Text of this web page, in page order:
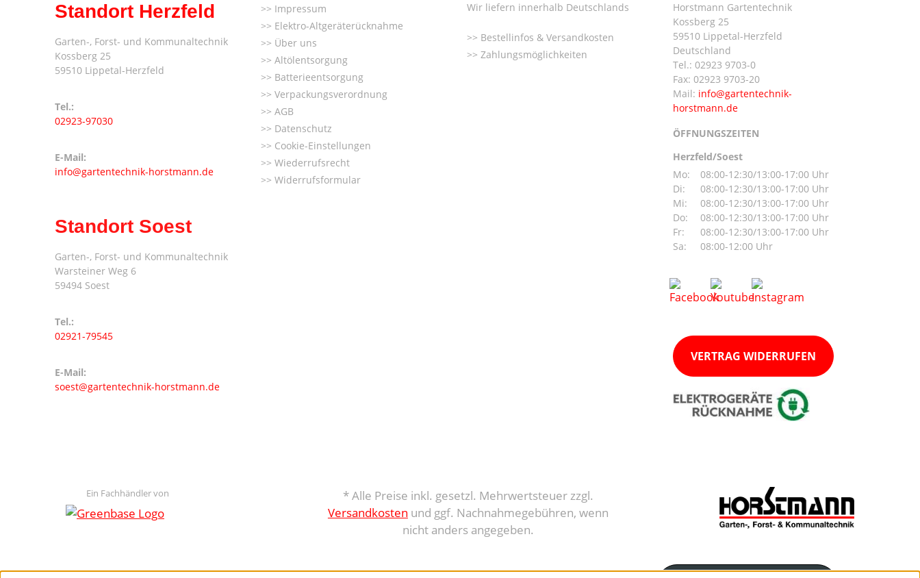
Standort Herzfeld
Garten-, Forst- und Kommunaltechnik
Kossberg 25
59510 Lippetal-Herzfeld
Tel.:
02923-97030
E-Mail:
info@gartentechnik-horstmann.de
Standort Soest
Garten-, Forst- und Kommunaltechnik
Warsteiner Weg 6
59494 Soest
Tel.:
02921-79545
E-Mail:
soest@gartentechnik-horstmann.de
Impressum
Elektro-Altgeräterücknahme
Über uns
Altölentsorgung
Batterieentsorgung
Verpackungsverordnung
AGB
Datenschutz
Cookie-Einstellungen
Wiederrufsrecht
Widerrufsformular
Wir liefern innerhalb Deutschlands
Bestellinfos & Versandkosten
Zahlungsmöglichkeiten
Horstmann Gartentechnik
Kossberg 25
59510 Lippetal-Herzfeld
Deutschland
Tel.: 02923 9703-0
Fax: 02923 9703-20
Mail:
ÖFFNUNGSZEITEN
Herzfeld/Soest
Mo:
08:00-12:30/13:00-17:00 Uhr
Di:
08:00-12:30/13:00-17:00 Uhr
Mi:
08:00-12:30/13:00-17:00 Uhr
Do:
08:00-12:30/13:00-17:00 Uhr
Fr:
08:00-12:30/13:00-17:00 Uhr
Sa:
08:00-12:00 Uhr
VERTRAG WIDERRUFEN
Ein Fachhändler von
* Alle Preise inkl. gesetzl. Mehrwertsteuer zzgl.
Versandkosten und ggf. Nachnahmegebühren, wenn
nicht anders angegeben.